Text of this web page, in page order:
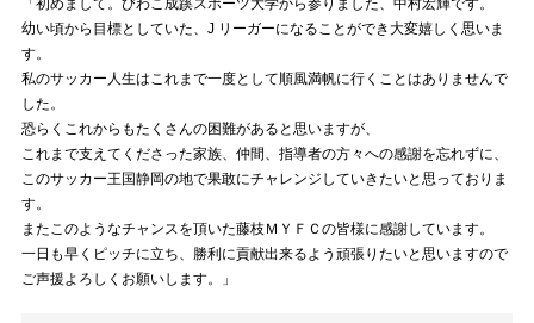
「初めまして。びわこ成蹊スポーツ大学から参りました、中村宏輝です。
幼い頃から目標としていた、J リーガーになることができ大変嬉しく思いま
す。
私のサッカー人生はこれまで一度として順風満帆に行くことはありませんで
した。
恐らくこれからもたくさんの困難があると思いますが、
これまで支えてくださった家族、仲間、指導者の方々への感謝を忘れずに、
このサッカー王国静岡の地で果敢にチャレンジしていきたいと思っておりま
す。
またこのようなチャンスを頂いた藤枝ＭＹＦＣの皆様に感謝しています。
一日も早くピッチに立ち、勝利に貢献出来るよう頑張りたいと思いますので
ご声援よろしくお願いします。」